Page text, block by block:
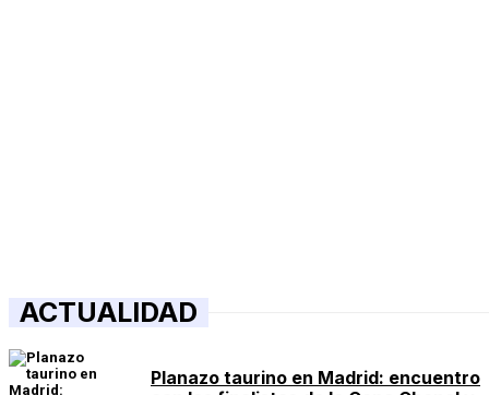
ACTUALIDAD
Planazo taurino en Madrid: encuentro